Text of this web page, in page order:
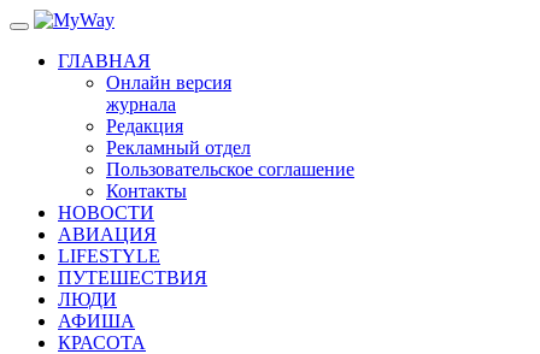
ГЛАВНАЯ
Онлайн версия
журнала
Редакция
Рекламный отдел
Пользовательское соглашение
Контакты
НОВОСТИ
АВИАЦИЯ
LIFESTYLE
ПУТЕШЕСТВИЯ
ЛЮДИ
АФИША
КРАСОТА